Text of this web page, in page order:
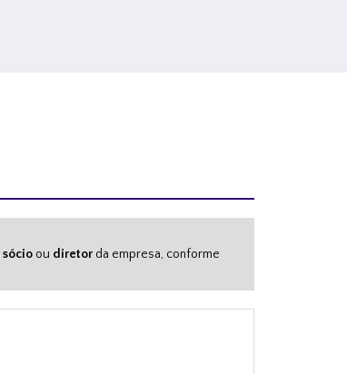
sócio ou diretor da empresa, conforme